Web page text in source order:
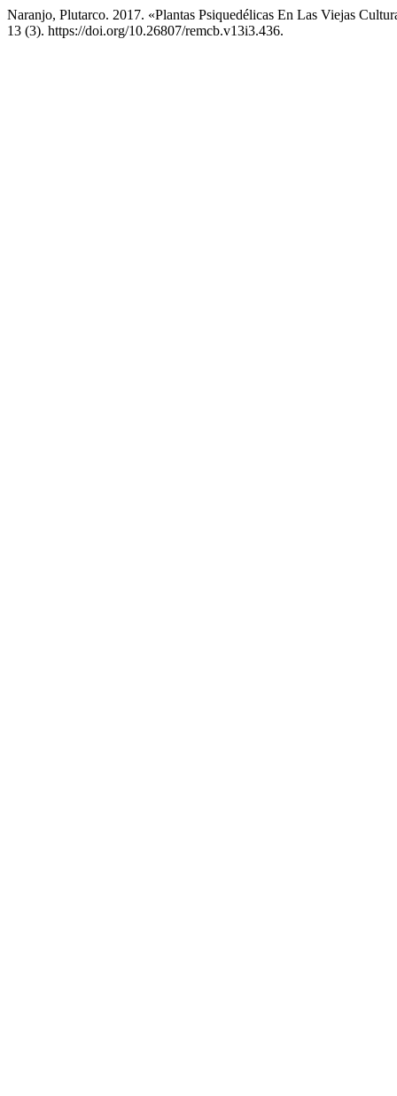
Naranjo, Plutarco. 2017. «Plantas Psiquedélicas En Las Viejas
13 (3). https://doi.org/10.26807/remcb.v13i3.436.